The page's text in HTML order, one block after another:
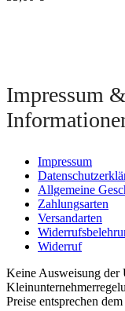
Impressum
Impressum
Allgemeine
Zahlungsarten
Versandarten
Widerruf
Keine Ausweisung der
Preise entsprechen